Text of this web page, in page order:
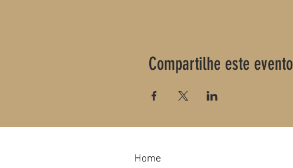
Compartilhe este evento
Home